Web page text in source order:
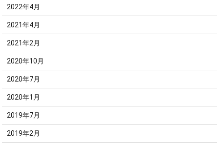
2022年4月
2021年4月
2021年2月
2020年10月
2020年7月
2020年1月
2019年7月
2019年2月